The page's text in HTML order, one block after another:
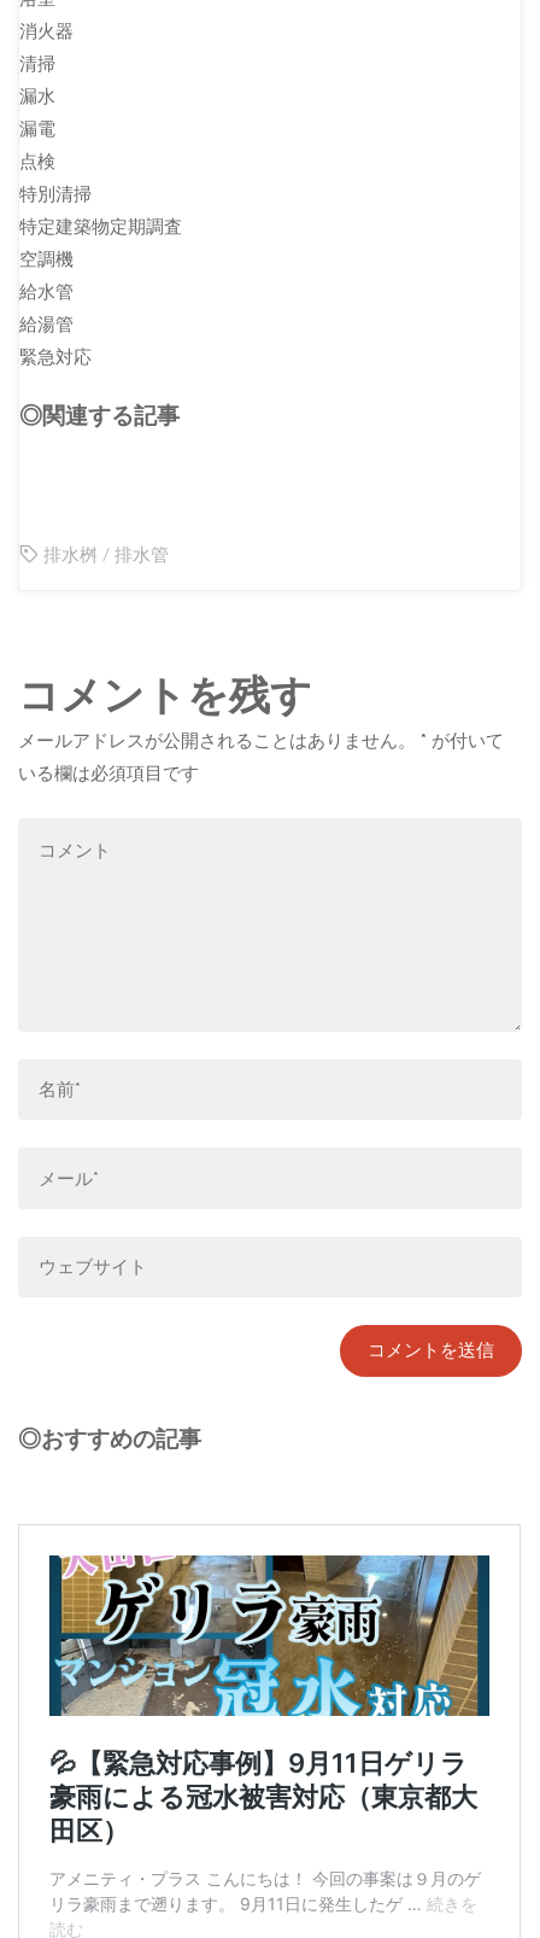
消火器
清掃
漏水
漏電
点検
特別清掃
特定建築物定期調査
空調機
給水管
給湯管
緊急対応
◎関連する記事
排水桝 / 排水管
コメントを残す
メールアドレスが公開されることはありません。 * が付いて
いる欄は必須項目です
◎おすすめの記事